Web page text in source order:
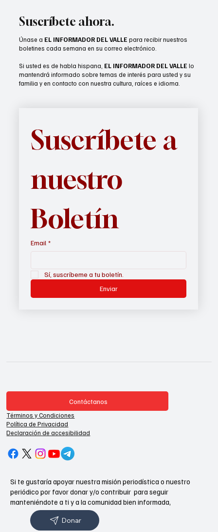
Suscríbete ahora.
Únase a EL INFORMADOR DEL VALLE para recibir nuestros
boletines cada semana en su correo electrónico.
Si usted es de habla hispana, EL INFORMADOR DEL VALLE lo
mantendrá informado sobre temas de interés para usted y su
familia y en contacto con nuestra cultura, raíces e idioma.
Suscríbete a
nuestro
Boletín
Email *
Sí, suscríbeme a tu boletín.
Enviar
Contáctanos
Términos y Condiciones
Política de Privacidad
Declaración de accesibilidad
Si te gustaría apoyar nuestra misión periodística o nuestro
periódico por favor donar y/o contribuir para seguir
manteniéndote a ti y a la comunidad bien informada,
Donar